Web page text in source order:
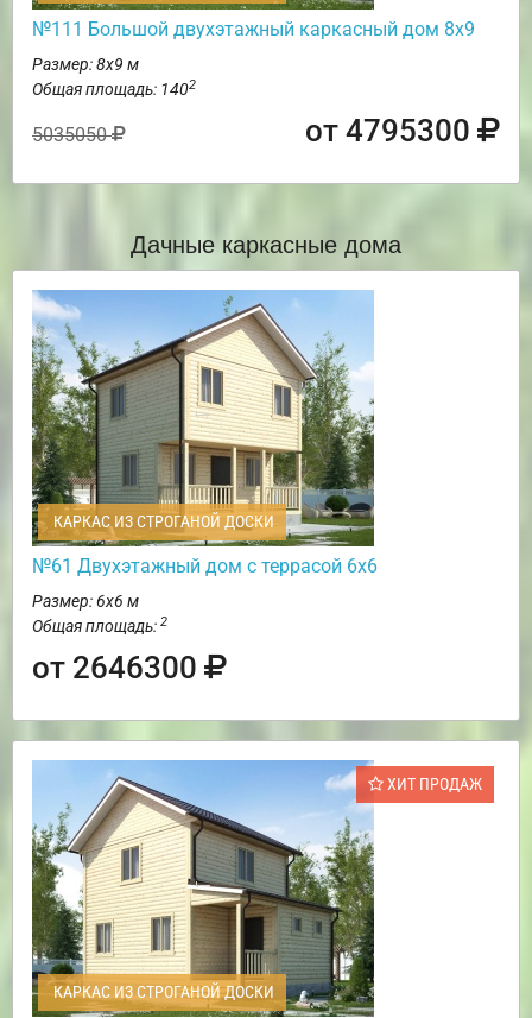
№111 Большой двухэтажный каркасный дом 8х9
Размер: 8х9 м
Общая площадь: 1402
5035050 от 4795300
Дачные каркасные дома
КАРКАС ИЗ СТРОГАНОЙ ДОСКИ
№61 Двухэтажный дом с террасой 6х6
Размер: 6х6 м
Общая площадь: 2
от 2646300
ХИТ ПРОДАЖ
КАРКАС ИЗ СТРОГАНОЙ ДОСКИ